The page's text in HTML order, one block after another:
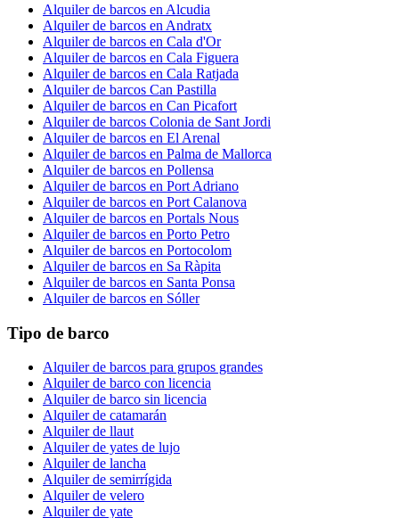
Alquiler de barcos en Alcudia
Alquiler de barcos en Andratx
Alquiler de barcos en Cala d'Or
Alquiler de barcos en Cala Figuera
Alquiler de barcos en Cala Ratjada
Alquiler de barcos Can Pastilla
Alquiler de barcos en Can Picafort
Alquiler de barcos Colonia de Sant Jordi
Alquiler de barcos en El Arenal
Alquiler de barcos en Palma de Mallorca
Alquiler de barcos en Pollensa
Alquiler de barcos en Port Adriano
Alquiler de barcos en Port Calanova
Alquiler de barcos en Portals Nous
Alquiler de barcos en Porto Petro
Alquiler de barcos en Portocolom
Alquiler de barcos en Sa Ràpita
Alquiler de barcos en Santa Ponsa
Alquiler de barcos en Sóller
Tipo de barco
Alquiler de barcos para grupos grandes
Alquiler de barco con licencia
Alquiler de barco sin licencia
Alquiler de catamarán
Alquiler de llaut
Alquiler de yates de lujo
Alquiler de lancha
Alquiler de semirrígida
Alquiler de velero
Alquiler de yate